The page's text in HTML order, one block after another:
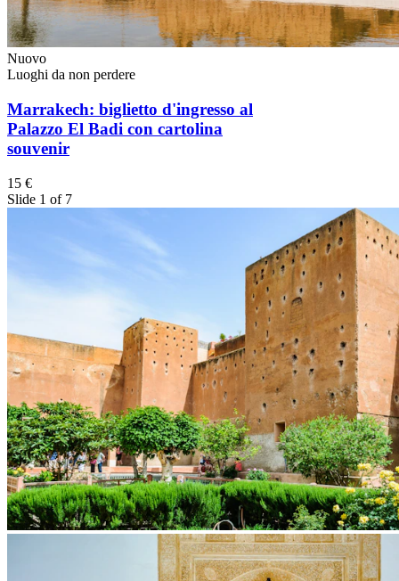
Nuovo
Luoghi da non perdere
Marrakech: biglietto d'ingresso al
Palazzo El Badi con cartolina
souvenir
15 €
Slide 1 of 7